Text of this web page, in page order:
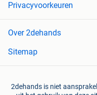
Privacyvoorkeuren
Over 2dehands
Sitemap
2dehands is niet